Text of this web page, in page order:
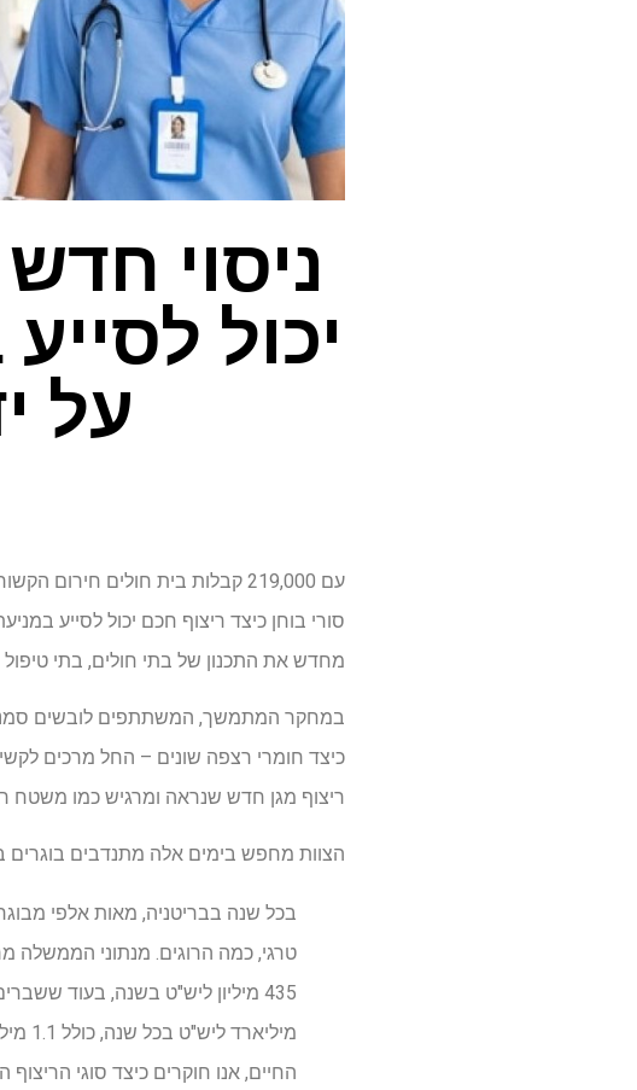
ניסוי
יכול
על
מחדש את התכנון של בתי חולים, בתי טיפול
במחקר המתמשך, המשתתפים לובשים סמני
כיצד חומרי רצפה שונים – החל מרכים
ריצוף מגן חדש שנראה ומרגיש כמו משטח
הצוות מחפש בימים אלה מתנדבים בוגרים בריאים בכל
בכל שנה בבריטניה, מאות אלפי
החיים, אנו חוקרים כיצד סוגי